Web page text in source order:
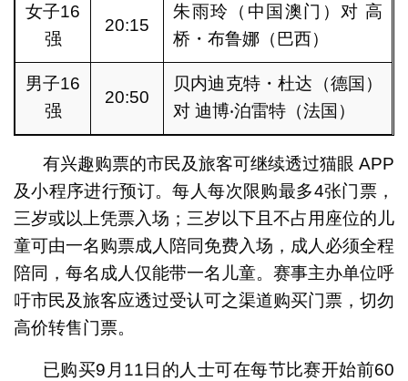
女子16
强
20:15
朱雨玲（中国澳门）对 高
桥・布鲁娜（巴西）
男子16
强
20:50
贝内迪克特・杜达（德国）
对 迪博‧泊雷特（法国）
有兴趣购票的市民及旅客可继续透过猫眼 APP
及小程序进行预订。每人每次限购最多4张门票，
三岁或以上凭票入场；三岁以下且不占用座位的儿
童可由一名购票成人陪同免费入场，成人必须全程
陪同，每名成人仅能带一名儿童。赛事主办单位呼
吁市民及旅客应透过受认可之渠道购买门票，切勿
高价转售门票。
已购买9月11日的人士可在每节比赛开始前60